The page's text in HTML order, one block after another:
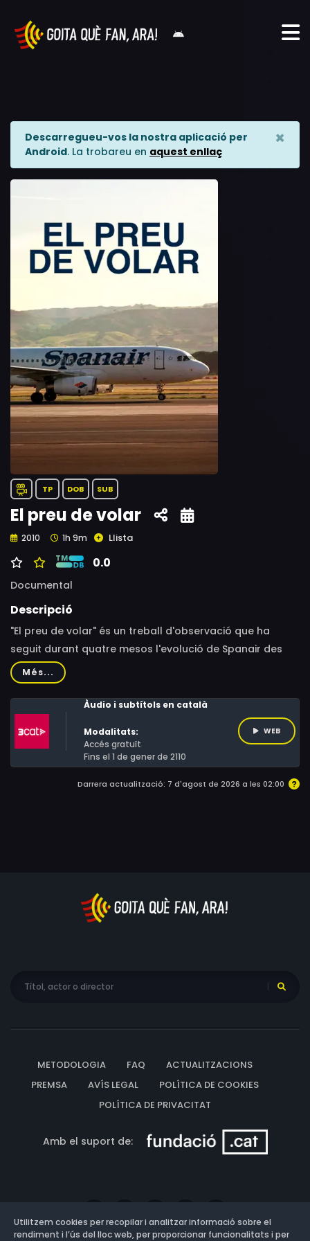
Descarregueu-vos la nostra aplicació per
Android. La trobareu en aquest enllaç
×
TP DOB SUB
El preu de volar
2010 1h 9m Llista
0.0
Documental
Descripció
"El preu de volar" és un treball d'observació que ha
seguit durant quatre mesos l'evolució de Spanair des
del seu centre de decisions: les reunions de directius
dels dilluns. El documental ens permet acostar-nos al
funcionament d'una gran companyia aèria en un
moment de crisi, amb la posada en funcionament de la
nova T1 com a teló de fons.
Més...
Àudio i subtítols en català
Modalitats:
Accés gratuït
Fins el 1 de gener de 2110
WEB
Darrera actualització: 7 d'agost de 2026 a les 02:00
METODOLOGIA FAQ
ACTUALITZACIONS
PREMSA
AVÍS LEGAL
POLÍTICA DE COOKIES
POLÍTICA DE PRIVACITAT
Amb el suport de:
Utilitzem cookies per recopilar i analitzar informació sobre el
rendiment i l’ús del lloc web, per proporcionar funcionalitats i per